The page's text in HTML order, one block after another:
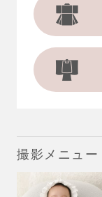
撮影メニュー